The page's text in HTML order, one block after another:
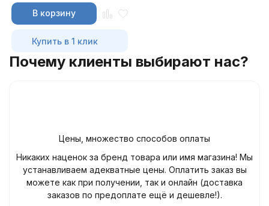
В корзину
Купить в 1 клик
Почему клиенты выбирают нас?
Цены, множество способов оплаты
Никаких наценок за бренд товара или имя магазина! Мы
устанавливаем адекватные цены. Оплатить заказ вы
можете как при получении, так и онлайн (доставка
заказов по предоплате ещё и дешевле!).